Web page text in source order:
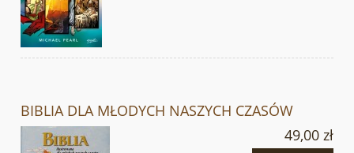
BIBLIA DLA MŁODYCH NASZYCH CZASÓW
49,00 zł